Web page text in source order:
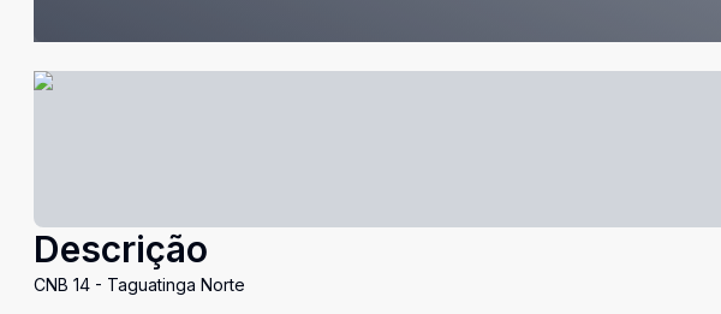
Descrição
CNB 14 - Taguatinga Norte